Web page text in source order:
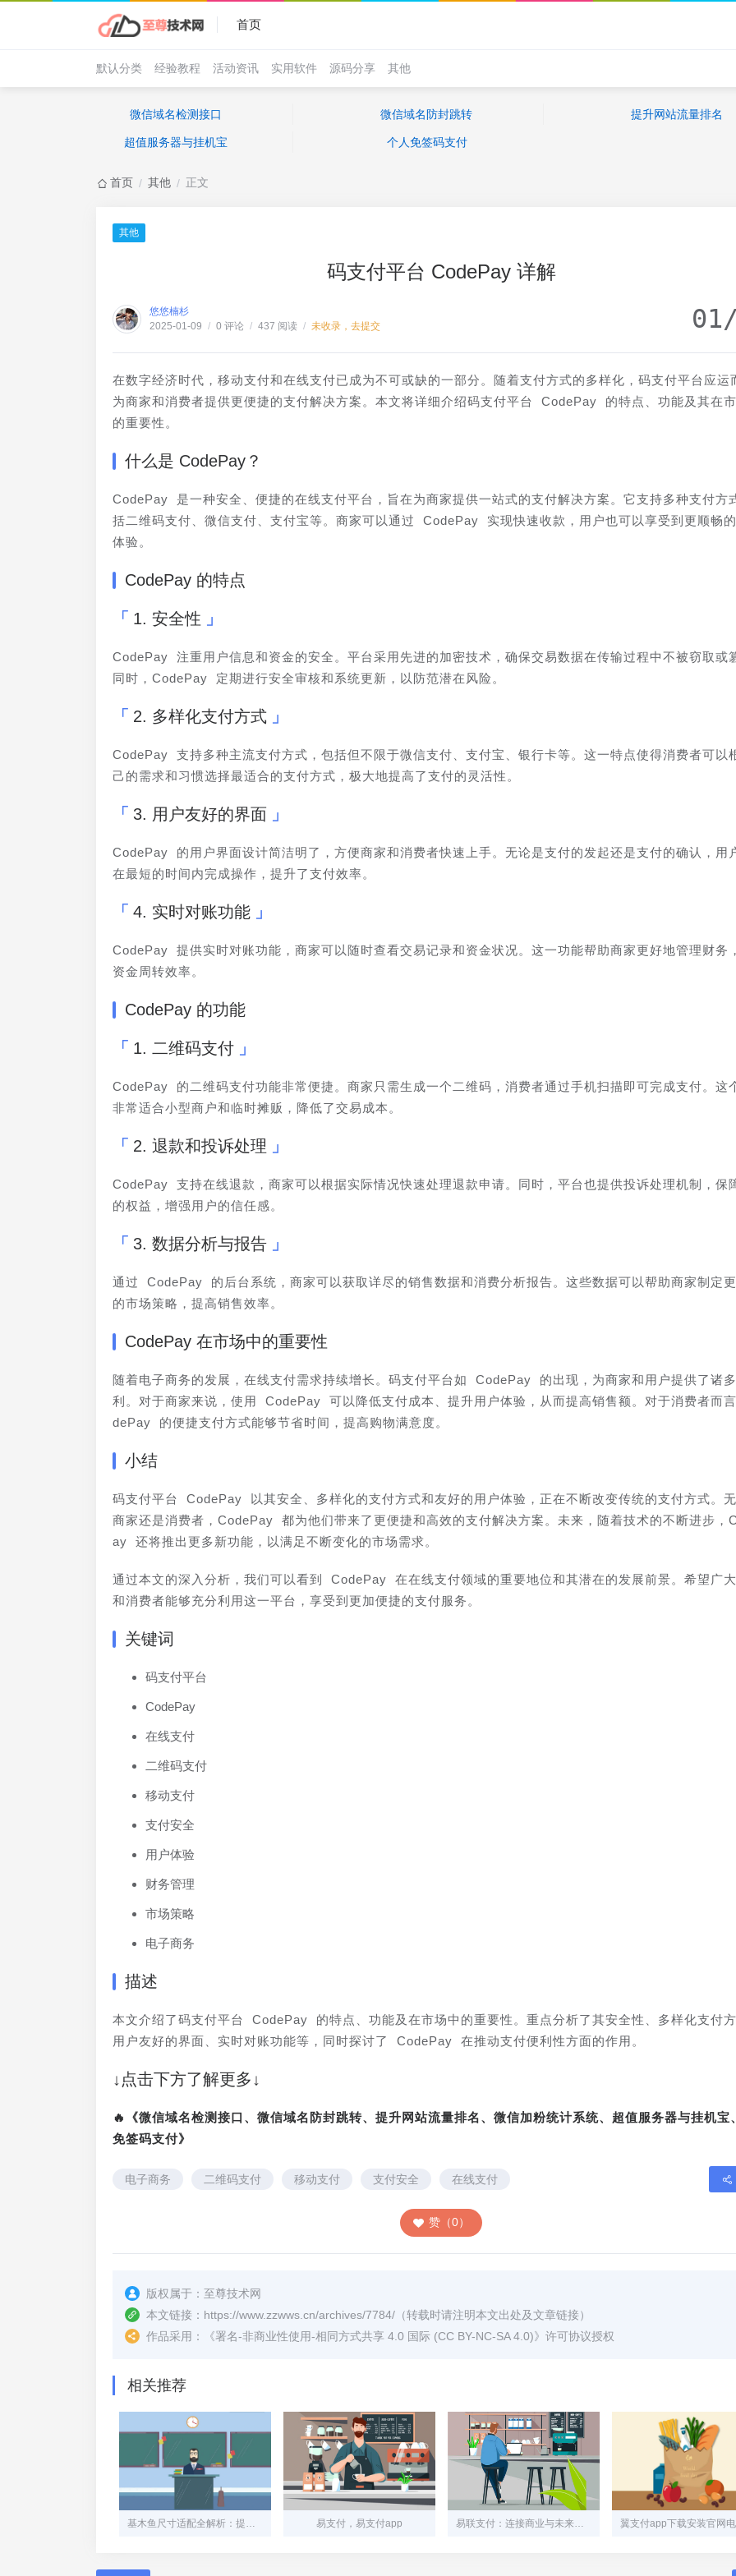
首页
默认分类 经验教程 活动资讯 实用软件 源码分享 其他
微信域名检测接口 微信域名防封跳转 提升网站流量排名
超值服务器与挂机宝 个人免签码支付
首页 / 其他 / 正文
其他
码支付平台 CodePay 详解
悠悠楠杉
2025-01-09 / 0 评论 / 437 阅读 / 未收录，去提交
在数字经济时代，移动支付和在线支付已成为不可或缺的一部分。随着支付方式的多样化，码支付平台应运
为商家和消费者提供更便捷的支付解决方案。本文将详细介绍码支付平台 CodePay 的特点、功能及其在
的重要性。
什么是 CodePay？
CodePay 是一种安全、便捷的在线支付平台，旨在为商家提供一站式的支付解决方案。它支持多种支付方
括二维码支付、微信支付、支付宝等。商家可以通过 CodePay 实现快速收款，用户也可以享受到更顺畅
体验。
CodePay 的特点
1. 安全性
CodePay 注重用户信息和资金的安全。平台采用先进的加密技术，确保交易数据在传输过程中不被窃取或
同时，CodePay 定期进行安全审核和系统更新，以防范潜在风险。
2. 多样化支付方式
CodePay 支持多种主流支付方式，包括但不限于微信支付、支付宝、银行卡等。这一特点使得消费者可以
己的需求和习惯选择最适合的支付方式，极大地提高了支付的灵活性。
3. 用户友好的界面
CodePay 的用户界面设计简洁明了，方便商家和消费者快速上手。无论是支付的发起还是支付的确认，用
在最短的时间内完成操作，提升了支付效率。
4. 实时对账功能
CodePay 提供实时对账功能，商家可以随时查看交易记录和资金状况。这一功能帮助商家更好地管理财务
资金周转效率。
CodePay 的功能
1. 二维码支付
CodePay 的二维码支付功能非常便捷。商家只需生成一个二维码，消费者通过手机扫描即可完成支付。这
非常适合小型商户和临时摊贩，降低了交易成本。
2. 退款和投诉处理
CodePay 支持在线退款，商家可以根据实际情况快速处理退款申请。同时，平台也提供投诉处理机制，保
的权益，增强用户的信任感。
3. 数据分析与报告
通过 CodePay 的后台系统，商家可以获取详尽的销售数据和消费分析报告。这些数据可以帮助商家制定
的市场策略，提高销售效率。
CodePay 在市场中的重要性
随着电子商务的发展，在线支付需求持续增长。码支付平台如 CodePay 的出现，为商家和用户提供了诸
利。对于商家来说，使用 CodePay 可以降低支付成本、提升用户体验，从而提高销售额。对于消费者而
dePay 的便捷支付方式能够节省时间，提高购物满意度。
小结
码支付平台 CodePay 以其安全、多样化的支付方式和友好的用户体验，正在不断改变传统的支付方式。
商家还是消费者，CodePay 都为他们带来了更便捷和高效的支付解决方案。未来，随着技术的不断进步，
ay 还将推出更多新功能，以满足不断变化的市场需求。
通过本文的深入分析，我们可以看到 CodePay 在在线支付领域的重要地位和其潜在的发展前景。希望广
和消费者能够充分利用这一平台，享受到更加便捷的支付服务。
关键词
码支付平台
CodePay
在线支付
二维码支付
移动支付
支付安全
用户体验
财务管理
市场策略
电子商务
描述
本文介绍了码支付平台 CodePay 的特点、功能及在市场中的重要性。重点分析了其安全性、多样化支付方
用户友好的界面、实时对账功能等，同时探讨了 CodePay 在推动支付便利性方面的作用。
↓点击下方了解更多↓
🔥《微信域名检测接口、微信域名防封跳转、提升网站流量排名、微信加粉统计系统、超值服务器与挂机宝
免签码支付》
电子商务 二维码支付 移动支付 支付安全 在线支付
赞（0）
版权属于： 至尊技术网
本文链接： https://www.zzwws.cn/archives/7784/ （转载时请注明本文出处及文章链接）
作品采用：
《署名-非商业性使用-相同方式共享 4.0 国际 (CC BY-NC-SA 4.0)》许可协议授权
相关推荐
基木鱼尺寸适配全解析：提升用户体验的关键细节 易支付，易支付app 易联支付：连接商业与未来的智能支付引擎